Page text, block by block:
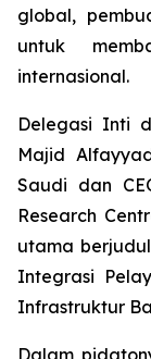
global,
untuk
internasional.
Delegasi Inti
Majid
Saudi dan
Research
utama
Integrasi
Infrastruktur
Dalam